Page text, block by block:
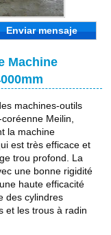
Enviar mensaje
Machine
machines-outils
Meilin,
la machine
est très efficace et
trou profond. La
une bonne rigidité
haute efficacité
des cylindres
et les trous à radin